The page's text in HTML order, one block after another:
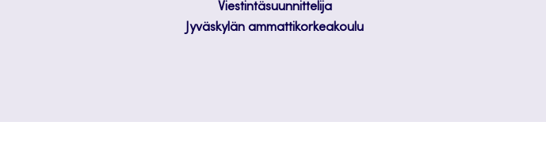
Viestintäsuunnittelija
Jyväskylän ammattikorkeakoulu